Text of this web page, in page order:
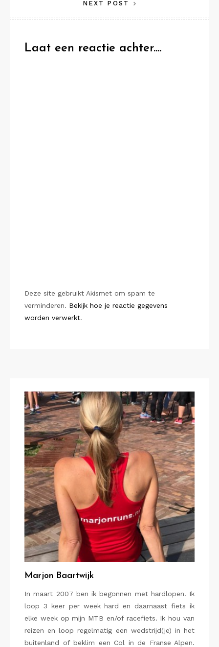
NEXT POST
Laat een reactie achter....
Deze site gebruikt Akismet om spam te
verminderen. Bekijk hoe je reactie gegevens
worden verwerkt.
Marjon Baartwijk
In maart 2007 ben ik begonnen met hardlopen. Ik
loop 3 keer per week hard en daarnaast fiets ik
elke week op mijn MTB en/of racefiets. Ik hou van
reizen en loop regelmatig een wedstrijd(je) in het
buitenland of beklim een Col in de Franse Alpen.